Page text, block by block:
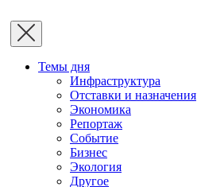
Темы дня
Инфраструктура
Отставки и назначения
Экономика
Репортаж
Событие
Бизнес
Экология
Другое